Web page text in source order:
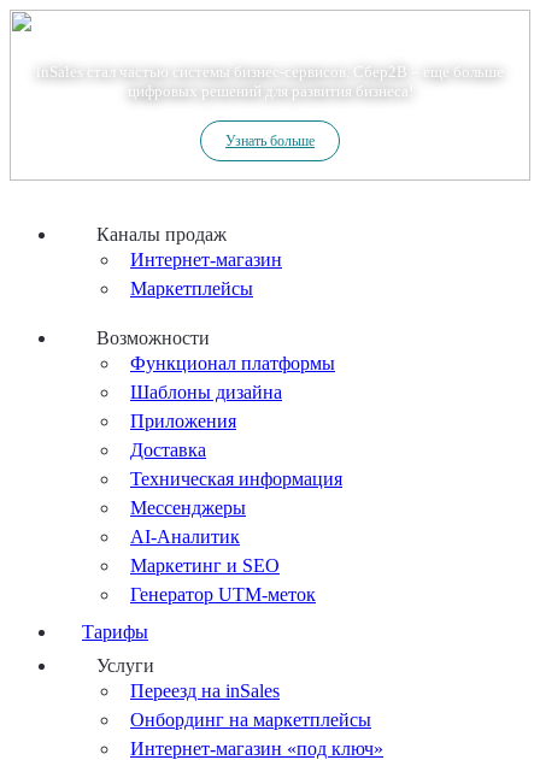
inSales стал частью системы бизнес-сервисов. Сбер2В – еще больше
цифровых решений для развития бизнеса!
Узнать больше
Каналы продаж
Интернет-магазин
Маркетплейсы
Возможности
Функционал платформы
Шаблоны дизайна
Приложения
Доставка
Техническая информация
Мессенджеры
AI-Аналитик
Маркетинг и SEO
Генератор UTM-меток
Тарифы
Услуги
Переезд на inSales
Онбординг на маркетплейсы
Интернет-магазин «под ключ»